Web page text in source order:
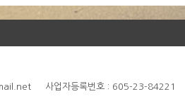
사업자등록번호 : 605-23-84221